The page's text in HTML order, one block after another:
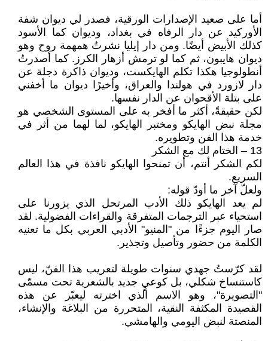
أما على صعيد الإصدارات الورقية، فصدر لي ديوان شفة
الأوركيد عن دار الرفاه في بغداد، وديوان كما الأسود
كذلك الأبيض أيضًا. ومن دار إيليا نشرتُ همهمة روح وهو
ديوان هايبون، ثم كما لو ترمش أزهار الكرز. كما أصدرتُ
أنطولوجيا هكذا تكلم الهايكست، وديوان ذاكرة دجلة عن
دار لازورد في هولندا والعراق، وأخيرًا ديوان ما أخفني
على بتلة الأقحوان عن الدار نفسها.
لكن حقيقةً، أكثر ما أفخر به على المستوى الشخصي هو
مجلة نبض الهايكو ومختبر الهايكو، لما لهما من أثر في
خدمة هذا الفن وتطويره.
13 – الختام لك مع الشكر
لكم الشكر أنتم، أن تمنحوا الهايكو نافذة في هذا العالم
السريع.
ولعلّ آخر ما أودّ قوله:
لم يعد الهايكو ذلك الأدب المرتحل الذي يزورنا على
استحياء عبر الترجمات المتفرقة والقراءات الفضولية. لقد
صار اليوم جزءًا من "المنيو" الأدبي العربي بكل ما تعنيه
الكلمة من حضور وتأصيل وتجذير.
لقد كرّستُ جهدي سنوات طويلة لتعريب هذا الفنّ، ليس
كاستنساخ شكلي، بل كوعيٍ جديد بالشعرية تحت مسمّى
"التصويرة"، وهو الاسم الذي اخترته ليعبّر عن هذه
القصيدة المكثفة النقية، المتحررة من البلاغة والإنشاء،
المنصتة لنبض اليومي والهامشي.